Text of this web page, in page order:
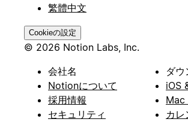
繁體中文
Cookieの設定
© 2026 Notion Labs, Inc.
会社名
Notionについて
採用情報
セキュリティ
ダウ
iOS
Mac
カレ